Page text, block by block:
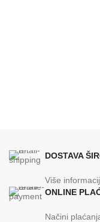
DOSTAVA
Više
ONLINE
Načini